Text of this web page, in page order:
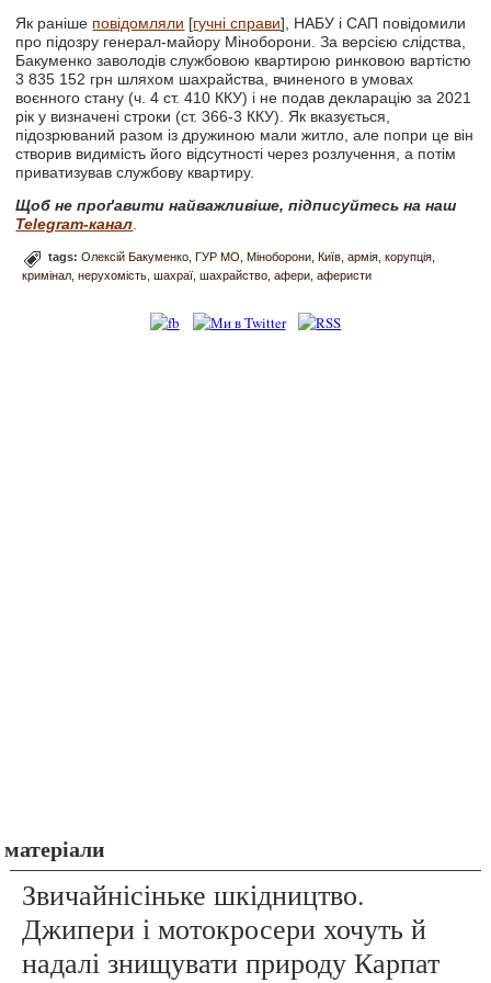
Як раніше повідомляли [гучні справи], НАБУ і САП повідомили
про підозру генерал-майору Міноборони. За версією слідства,
Бакуменко заволодів службовою квартирою ринковою вартістю
3 835 152 грн шляхом шахрайства, вчиненого в умовах
воєнного стану (ч. 4 ст. 410 ККУ) і не подав декларацію за 2021
рік у визначені строки (ст. 366-3 ККУ). Як вказується,
підозрюваний разом із дружиною мали житло, але попри це він
створив видимість його відсутності через розлучення, а потім
приватизував службову квартиру.
Щоб не проґавити найважливіше, підписуйтесь на наш
Telegram-канал
tags:Олексій Бакуменко ГУР МО Міноборони Київ армія корупція
кримінал нерухомість шахраї шахрайство афери аферисти
матеріали
Звичайнісіньке шкідництво.
Джипери і мотокросери хочуть й
надалі знищувати природу Карпат